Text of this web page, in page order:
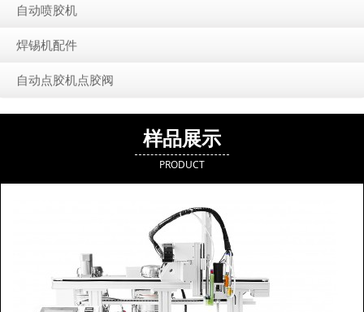
自动喷胶机
焊锡机配件
自动点胶机点胶阀
样品展示
PRODUCT